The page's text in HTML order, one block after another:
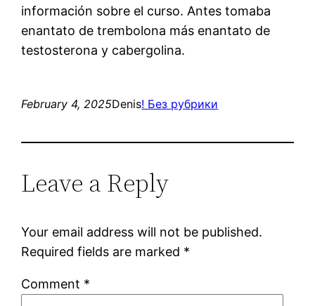
información sobre el curso. Antes tomaba
enantato de trembolona más enantato de
testosterona y cabergolina.
February 4, 2025Denis! Без рубрики
Leave a Reply
Your email address will not be published.
Required fields are marked *
Comment *